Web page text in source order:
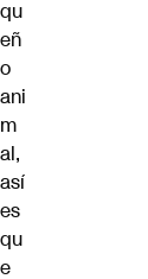
qu
eñ
o
ani
m
al,
así
es
qu
e